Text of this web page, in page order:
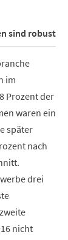
sind robust
im
Prozent der
waren ein
später
nach
drei
nicht